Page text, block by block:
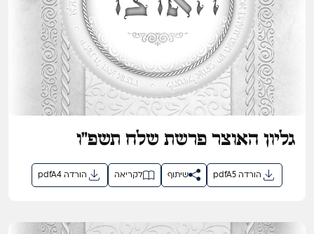
גליון האוצר פרשת שלח תשפ"ו
pdfA4 הורדה לקריאה שיתוף pdfA5 הורדה